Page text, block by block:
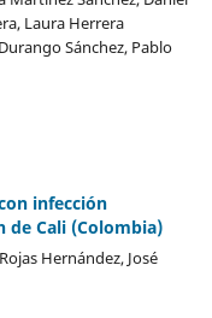
Laura Herrera
Sánchez, Pablo
infección
Cali (Colombia)
Hernández, José